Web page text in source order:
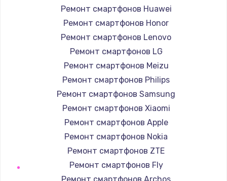
Замена шлейфа кнопок телефона
812 руб.
Заказать
Замена шлейфа аудио телефона
318 руб.
Заказать
Замена системной / материнской платы
телефона
Заказать
Ремонт смартфонов Huawei
Ремонт смартфонов Honor
Ремонт смартфонов Lenovo
Ремонт смартфонов LG
Ремонт смартфонов Meizu
Ремонт смартфонов Philips
Ремонт смартфонов Samsung
Ремонт смартфонов Xiaomi
Ремонт смартфонов Apple
Ремонт смартфонов Nokia
Ремонт смартфонов ZTE
Ремонт смартфонов Fly
Ремонт смартфонов Archos